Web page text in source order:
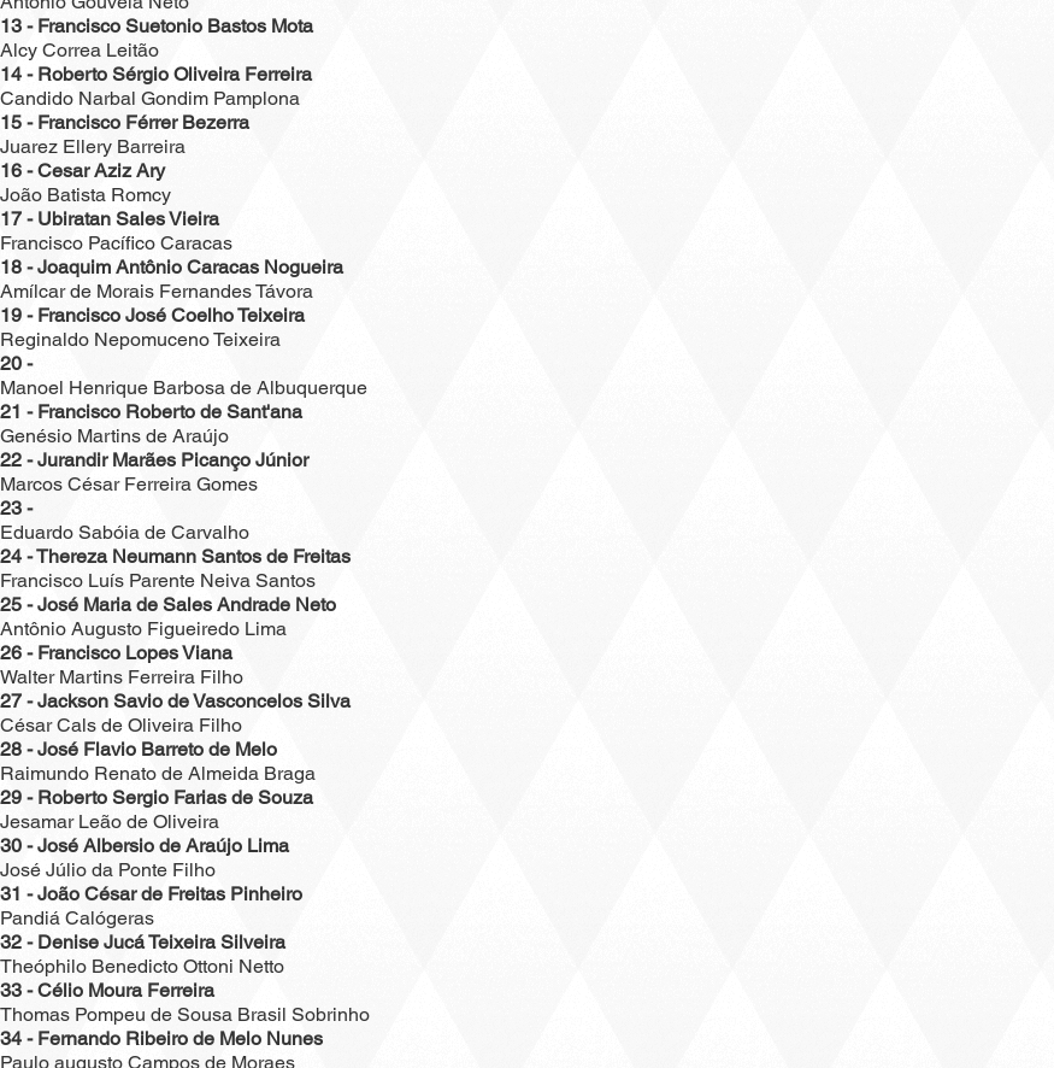
13 - Francisco Suetonio Bastos Mota
Alcy Correa Leitão
14 - Roberto Sérgio Oliveira Ferreira
Candido Narbal Gondim Pamplona
15 - Francisco Férrer Bezerra
Juarez Ellery Barreira
16 - Cesar Aziz Ary
João Batista Romcy
17 - Ubiratan Sales Vieira
Francisco Pacífico Caracas
18 - Joaquim Antônio Caracas Nogueira
Amílcar de Morais Fernandes Távora
19 - Francisco José Coelho Teixeira
Reginaldo Nepomuceno Teixeira
20 -
Manoel Henrique Barbosa de Albuquerque
21 - Francisco Roberto de Sant'ana
Genésio Martins de Araújo
22 - Jurandir Marães Picanço Júnior
Marcos César Ferreira Gomes
23 -
Eduardo Sabóia de Carvalho
24 - Thereza Neumann Santos de Freitas
Francisco Luís Parente Neiva Santos
25 - José Maria de Sales Andrade Neto
Antônio Augusto Figueiredo Lima
26 - Francisco Lopes Viana
Walter Martins Ferreira Filho
27 - Jackson Savio de Vasconcelos Silva
César Cals de Oliveira Filho
28 - José Flavio Barreto de Melo
Raimundo Renato de Almeida Braga
29 - Roberto Sergio Farias de Souza
Jesamar Leão de Oliveira
30 - José Albersio de Araújo Lima
José Júlio da Ponte Filho
31 - João César de Freitas Pinheiro
Pandiá Calógeras
32 - Denise Jucá Teixeira Silveira
Theóphilo Benedicto Ottoni Netto
33 - Célio Moura Ferreira
Thomas Pompeu de Sousa Brasil Sobrinho
34 - Fernando Ribeiro de Melo Nunes
Paulo augusto Campos de Moraes